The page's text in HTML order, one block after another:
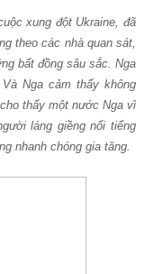
xung đột Ukraine, đã
theo các nhà quan sát,
bất đồng sâu sắc. Nga
Nga cảm thấy không
thấy một nước Nga vĩ
láng giềng nổi tiếng
nhanh chóng gia tăng.